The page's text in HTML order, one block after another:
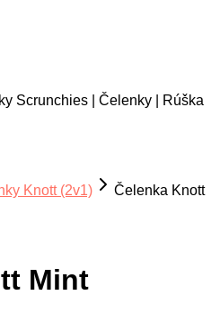
Scrunchies | Čelenky | Rúška
Knott (2v1)
Čelenka Knott
Mint